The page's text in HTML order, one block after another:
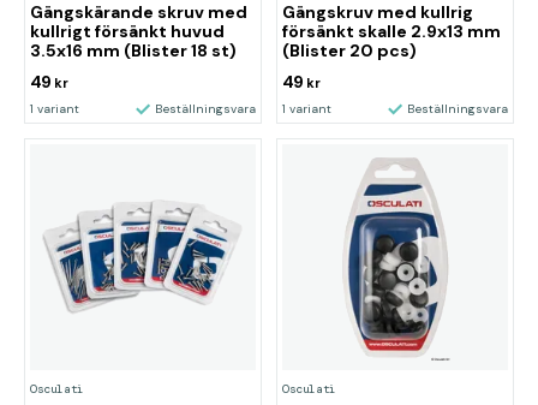
Gängskärande skruv med
kullrigt försänkt huvud
3.5x16 mm (Blister 18 st)
49 kr
1 variant Beställningsvara
Gängskruv med kullrig
försänkt skalle 2.9x13 mm
(Blister 20 pcs)
49 kr
1 variant Beställningsvara
Osculati Osculati